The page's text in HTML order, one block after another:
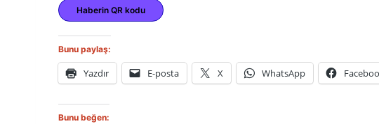
Haberin QR kodu
Bunu paylaş:
Yazdır E-posta X WhatsApp
Bunu beğen: